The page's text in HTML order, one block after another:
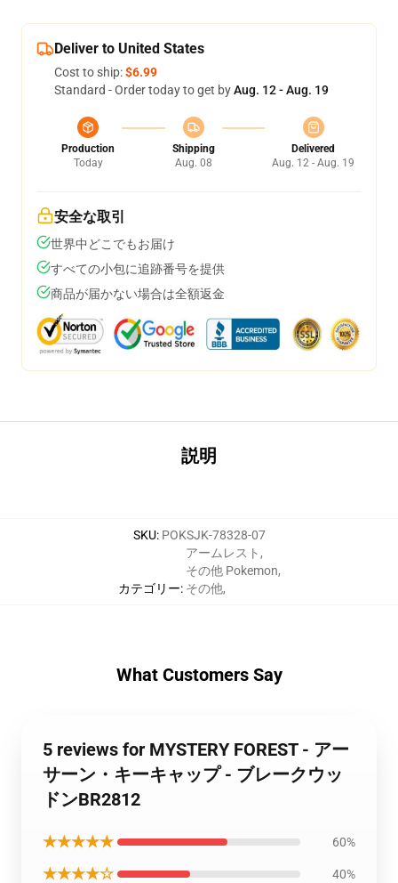
Deliver to United States
Cost to ship:$6.99
Standard - Order today to get byAug. 12 - Aug. 19
Production
Today
Shipping
Aug. 08
Delivered
Aug. 12 - Aug. 19
安全な取引
世界中どこでもお届け
すべての小包に追跡番号を提供
商品が届かない場合は全額返金
説明
SKU: POKSJK-78328-07
カテゴリー:
アームレスト ,
その他 Pokemon,
その他,
What Customers Say
5 reviews for MYSTERY FOREST - アー
サーン・キーキャップ - ブレークウッ
ドンBR2812
★★★★★ 60%
★★★★☆ 40%